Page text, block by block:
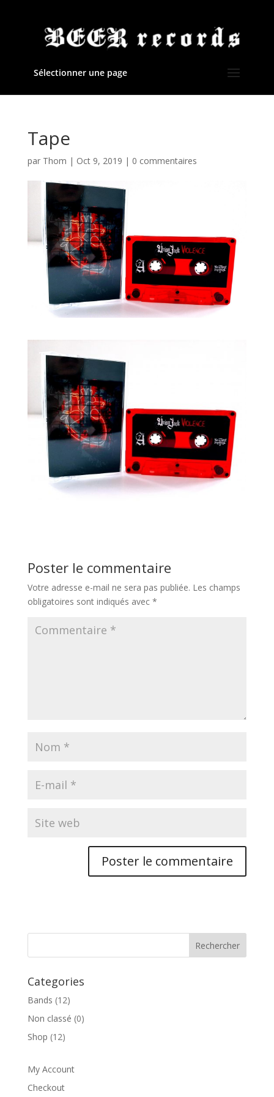
Sélectionner une page
Tape
par Thom | Oct 9, 2019 | 0 commentaires
Poster le commentaire
Votre adresse e-mail ne sera pas publiée. Les champs
obligatoires sont indiqués avec *
Categories
Bands (12)
Non classé (0)
Shop (12)
My Account
Checkout